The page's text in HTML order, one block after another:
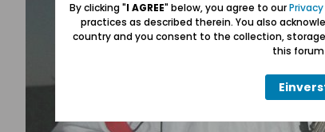
By clicking "I AGREE" below, you agree to our
practices as described therein. You also
country and you consent to the collection,
this